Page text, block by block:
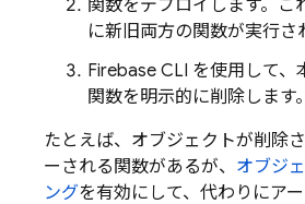
関数をデプロイします。こ
に新旧両方の関数が実行さ
Firebase CLI を使用して、
関数を明示的に削除します。
たとえば、オブジェクトが削除
ーされる関数があるが、 オブジ
ングを有効にして、代わりにア